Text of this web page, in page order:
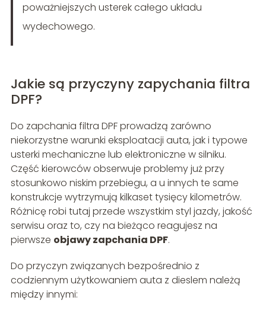
poważniejszych usterek całego układu
wydechowego.
Jakie są przyczyny zapychania filtra
DPF?
Do zapchania filtra DPF prowadzą zarówno
niekorzystne warunki eksploatacji auta, jak i typowe
usterki mechaniczne lub elektroniczne w silniku.
Część kierowców obserwuje problemy już przy
stosunkowo niskim przebiegu, a u innych te same
konstrukcje wytrzymują kilkaset tysięcy kilometrów.
Różnicę robi tutaj przede wszystkim styl jazdy, jakość
serwisu oraz to, czy na bieżąco reagujesz na
pierwsze objawy zapchania DPF.
Do przyczyn związanych bezpośrednio z
codziennym użytkowaniem auta z dieslem należą
między innymi: